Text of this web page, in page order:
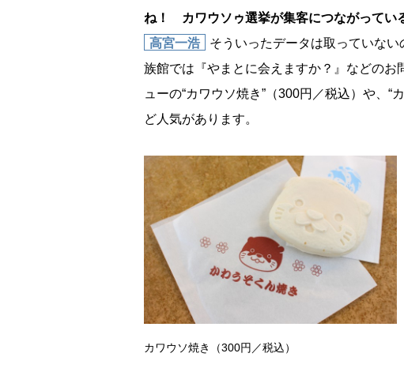
ね！ カワウソゥ選挙が集客につながってい
高宮一浩
そういったデータは取っていな
族館では『やまとに会えますか？』などの
ューの“カワウソ焼き”（300円／税込）や、
ど人気があります。
カワウソ焼き（300円／税込）